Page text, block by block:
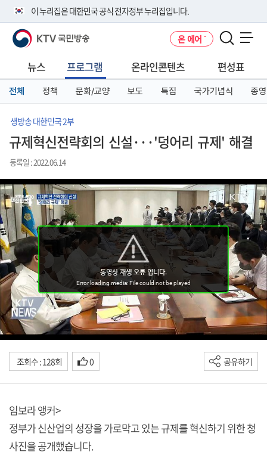
이 누리집은 대한민국 공식 전자정부 누리집입니다.
공식 누리집 주소 확인하기
니다.
이밖에 or.kr 또는 .kr등 다른 도메인 주소를 사용하고 있다면 아래 URL에
서 도메인 주소를 확인해 보세요
KTV 국민방송 온 에어
뉴스 프로그램 온라인콘텐츠 편성표
전체 정책 문화/교양 보도 특집 국가기념식 종영
생방송 대한민국 2부
규제혁신전략회의 신설···'덩어리 규제' 해결
등록일 : 2022.06.14
조회수 : 128회 0 공유하기
임보라 앵커>
정부가 신산업의 성장을 가로막고 있는 규제를 혁신하기 위한 청
사진을 공개했습니다.